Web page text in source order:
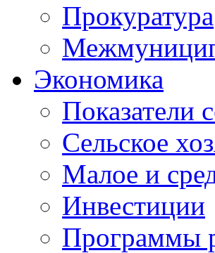
Прокуратура
Экономика
Показатели
Сельское
Малое и
Инвестиции
Программы